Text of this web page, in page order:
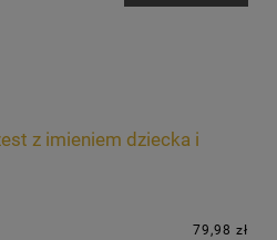
z imieniem dziecka i
79,98 zł